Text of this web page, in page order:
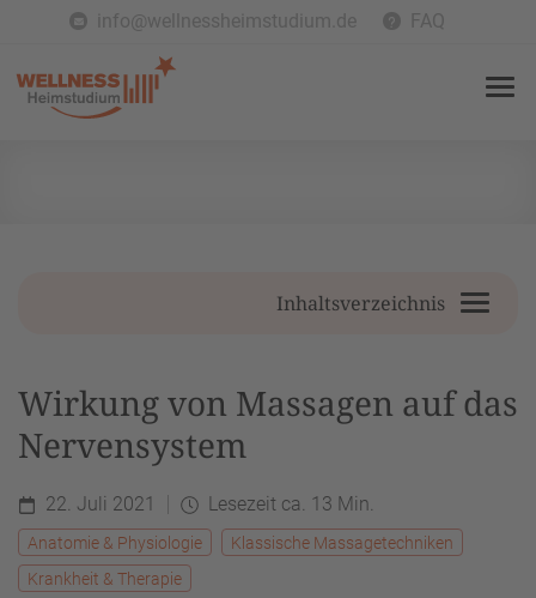
info@wellnessheimstudium.de FAQ
Inhaltsverzeichnis
Wirkung von Massagen auf das
Nervensystem
22. Juli 2021 Lesezeit ca. 13 Min.
Anatomie & Physiologie
Klassische Massagetechniken
Krankheit & Therapie